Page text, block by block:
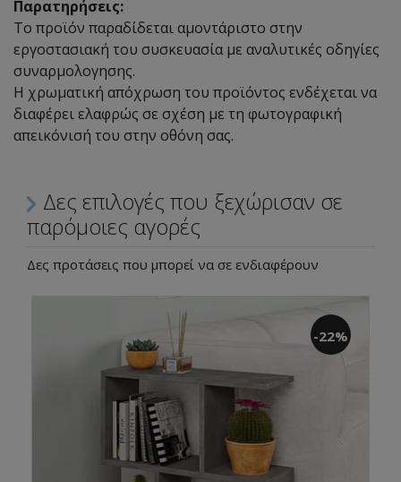
Παρατηρήσεις:
Το προϊόν παραδίδεται αμοντάριστο στην
εργοστασιακή του συσκευασία με αναλυτικές οδηγίες
συναρμολογησης.
Η χρωματική απόχρωση του προϊόντος ενδέχεται να
διαφέρει ελαφρώς σε σχέση με τη φωτογραφική
απεικόνισή του στην οθόνη σας.
Δες επιλογές που ξεχώρισαν σε
παρόμοιες αγορές
Δες προτάσεις που μπορεί να σε ενδιαφέρουν
-22%